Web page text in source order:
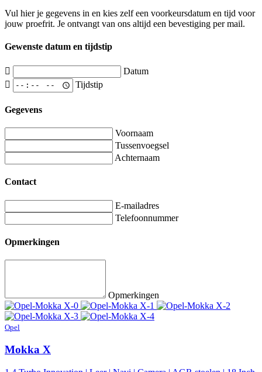
Vul hier je gegevens in en kies zelf een voorkeursdatum en tijd voor
jouw proefrit. Je ontvangt van ons altijd een bevestiging per mail.
Gewenste datum en tijdstip
Datum
Tijdstip
Gegevens
Voornaam
Tussenvoegsel
Achternaam
Contact
E-mailadres
Telefoonnummer
Opmerkingen
Opmerkingen
Opel
Mokka X